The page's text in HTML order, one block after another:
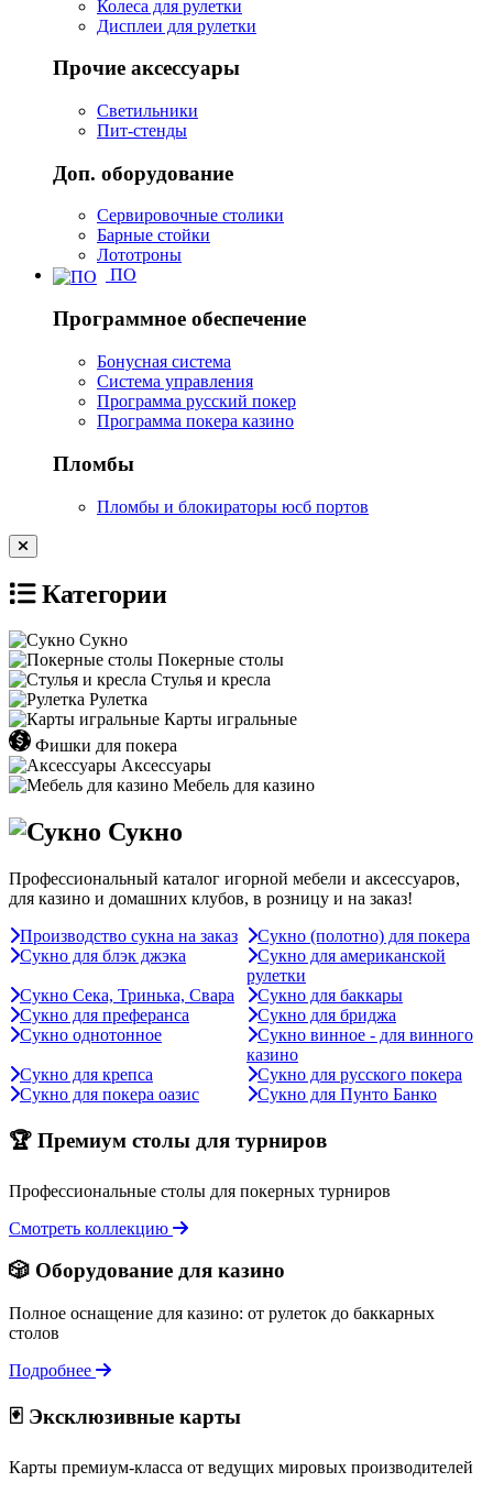
Колеса для рулетки
Дисплеи для рулетки
Прочие аксессуары
Светильники
Пит-стенды
Доп. оборудование
Сервировочные столики
Барные стойки
Лототроны
ПО
Программное обеспечение
Бонусная система
Система управления
Программа русский покер
Программа покера казино
Пломбы
Пломбы и блокираторы юсб портов
Категории
Сукно
Покерные столы
Стулья и кресла
Рулетка
Карты игральные
Фишки для покера
Аксессуары
Мебель для казино
Сукно
Профессиональный каталог игорной мебели и аксессуаров,
для казино и домашних клубов, в розницу и на заказ!
Производство сукна на заказ
Сукно (полотно) для покера
Сукно для блэк джэка
Сукно для американской
рулетки
Сукно Сека, Тринька, Свара
Сукно для баккары
Сукно для преферанса
Сукно для бриджа
Сукно однотонное
Сукно винное - для винного
казино
Сукно для крепса
Сукно для русского покера
Сукно для покера оазис
Сукно для Пунто Банко
🏆 Премиум столы для турниров
Профессиональные столы для покерных турниров
Смотреть коллекцию
🎲 Оборудование для казино
Полное оснащение для казино: от рулеток до баккарных
столов
Подробнее
🃏 Эксклюзивные карты
Карты премиум-класса от ведущих мировых производителей